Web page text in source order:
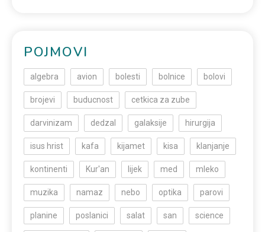
POJMOVI
algebra avion bolesti bolnice bolovi
brojevi buducnost cetkica za zube
darvinizam dedzal galaksije hirurgija
isus hrist kafa kijamet kisa klanjanje
kontinenti Kur'an lijek med mleko
muzika namaz nebo optika parovi
planine poslanici salat san science